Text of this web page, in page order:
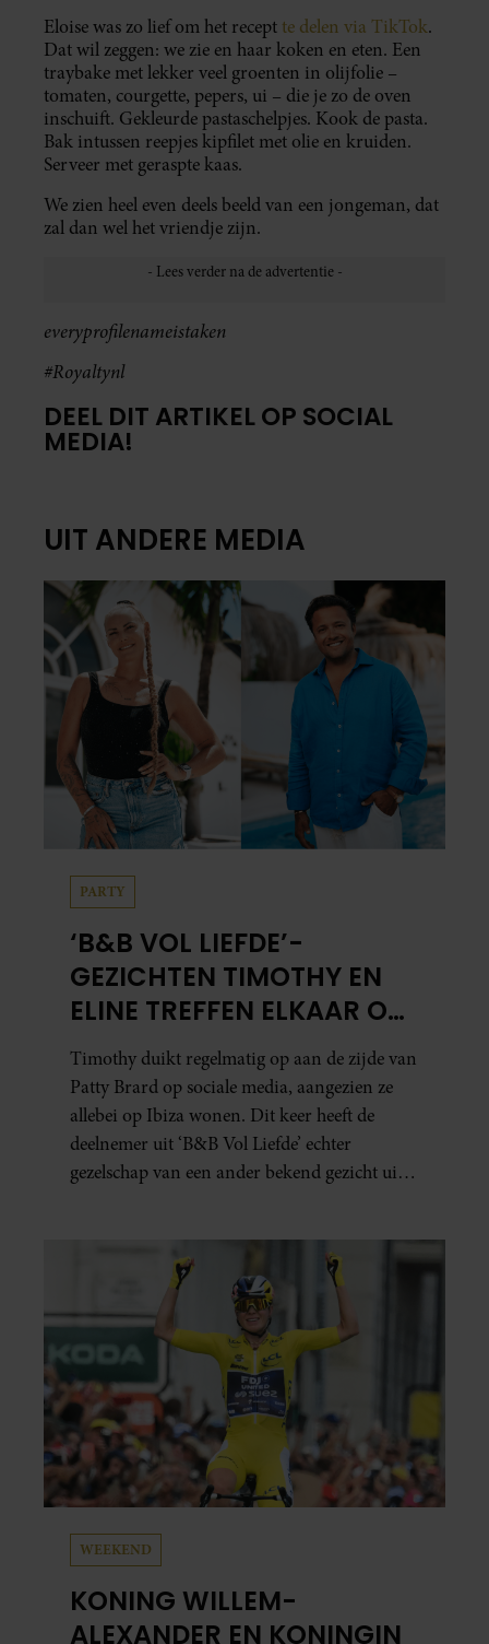
Eloise was zo lief om het recept te delen via TikTok.
Dat wil zeggen: we zie en haar koken en eten. Een
traybake met lekker veel groenten in olijfolie –
tomaten, courgette, pepers, ui – die je zo de oven
inschuift. Gekleurde pastaschelpjes. Kook de pasta.
Bak intussen reepjes kipfilet met olie en kruiden.
Serveer met geraspte kaas.
We zien heel even deels beeld van een jongeman, dat
zal dan wel het vriendje zijn.
everyprofilenameistaken
#Royaltynl
DEEL DIT ARTIKEL OP SOCIAL
MEDIA!
UIT ANDERE MEDIA
PARTY
‘B&B VOL LIEFDE’-
GEZICHTEN TIMOTHY EN
ELINE TREFFEN ELKAAR OP
IBIZA
Timothy duikt regelmatig op aan de zijde van
Patty Brard op sociale media, aangezien ze
allebei op Ibiza wonen. Dit keer heeft de
deelnemer uit ‘B&B Vol Liefde’ echter
gezelschap van een ander bekend gezicht uit
WEEKEND
KONING WILLEM-
ALEXANDER EN KONINGIN